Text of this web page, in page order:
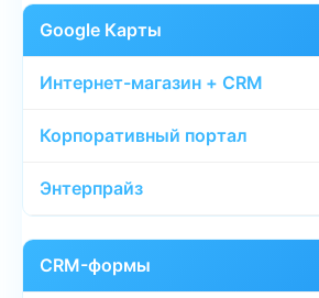
Google Карты
CRM-формы